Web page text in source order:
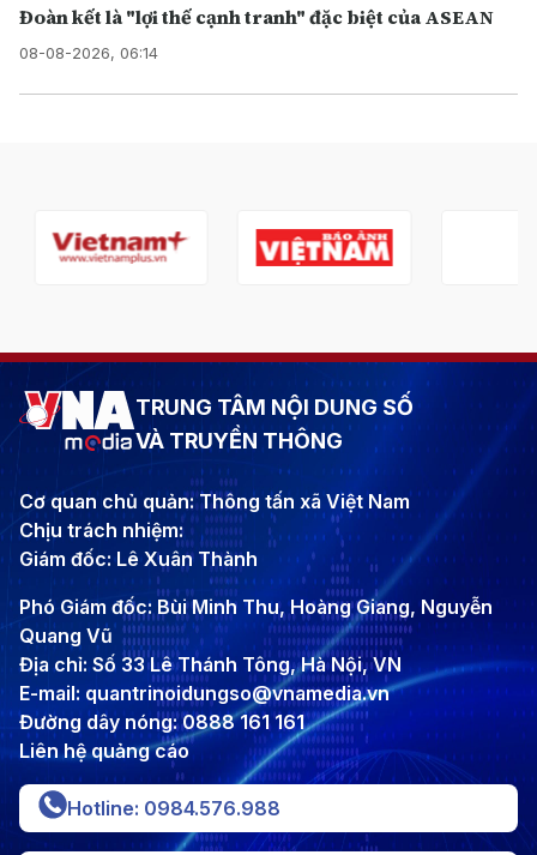
Đoàn kết là "lợi thế cạnh tranh" đặc biệt của ASEAN
08-08-2026, 06:14
TRUNG TÂM NỘI DUNG SỐ
VÀ TRUYỀN THÔNG
Cơ quan chủ quản: Thông tấn xã Việt Nam
Chịu trách nhiệm:
Giám đốc: Lê Xuân Thành
Phó Giám đốc: Bùi Minh Thu, Hoàng Giang, Nguyễn
Quang Vũ
Địa chỉ: Số 33 Lê Thánh Tông, Hà Nội, VN
E-mail: quantrinoidungso@vnamedia.vn
Đường dây nóng: 0888 161 161
Liên hệ quảng cáo
Hotline: 0984.576.988